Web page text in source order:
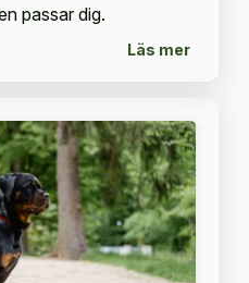
passar dig.
Läs mer